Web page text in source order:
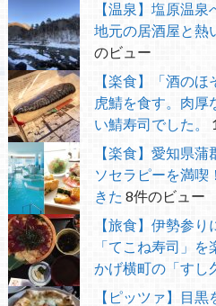
【温泉】塩原温
地元の居酒屋と熱
のビュー
【楽食】「酒の
虎鯖を食す。肉厚
い鯖寿司でした。
【楽食】愛知県
ソセラピーを満喫
きた 8件のビュー
【旅食】伊勢参
「てこね寿司」
かげ横町の「すし
【ピッツァ】目